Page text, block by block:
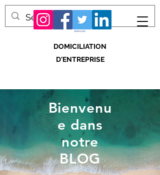
DOMICILIATION
D'ENTREPRISE
Bienvenu
e dans
notre
BLOG